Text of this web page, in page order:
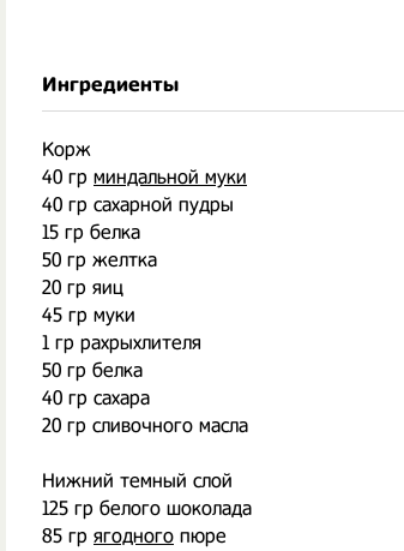
Ингредиенты
Корж
40 гр миндальной муки
40 гр сахарной пудры
15 гр белка
50 гр желтка
20 гр яиц
45 гр муки
1 гр рахрыхлителя
50 гр белка
40 гр сахара
20 гр сливочного масла
Нижний темный слой
125 гр белого шоколада
85 гр ягодного пюре